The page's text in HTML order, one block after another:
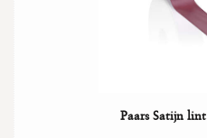
Paars Satijn lint